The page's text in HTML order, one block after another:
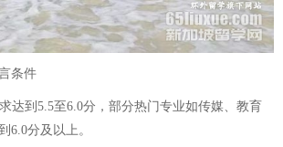
条件
达到5.5至6.0分，部分热门专业如传媒、教育
6.0分及以上。